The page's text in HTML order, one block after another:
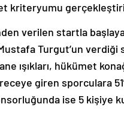
kriteryumu
verilen startla
Turgut’un
ışıkları, hükümet
giren sporculara
ise 5 kişiye